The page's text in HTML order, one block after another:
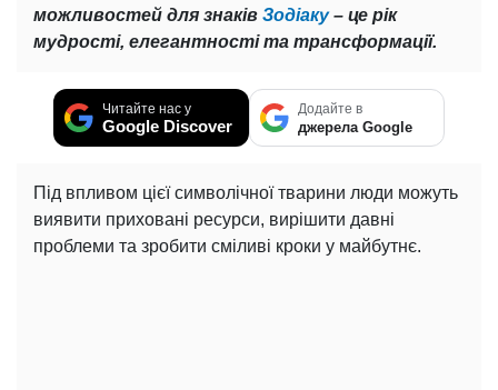
можливостей для знаків Зодіаку– це рік
мудрості, елегантності та трансформації.
Читайте нас у
Google Discover
Додайте в
джерела Google
Під впливом цієї символічної тварини люди можуть
виявити приховані ресурси, вирішити давні
проблеми та зробити сміливі кроки у майбутнє.